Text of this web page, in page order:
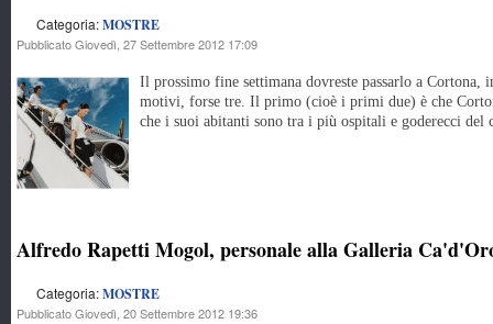
Categoria:MOSTRE
Pubblicato Giovedì, 27 Settembre 2012 17:09
Il prossimo fine settimana dovreste passarlo a
motivi, forse tre. Il primo (cioè i primi due) è che
che i suoi abitanti sono tra i più ospitali e goderecci del
Alfredo Rapetti Mogol, personale alla Galleria
Categoria:MOSTRE
Pubblicato Giovedì, 20 Settembre 2012 19:36